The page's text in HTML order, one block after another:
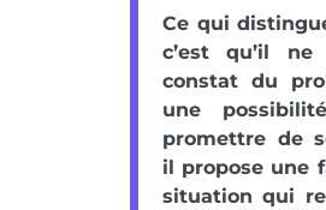
Ce qui
c’est qu’il ne
constat du
une
promettre de
il propose une
situation qui